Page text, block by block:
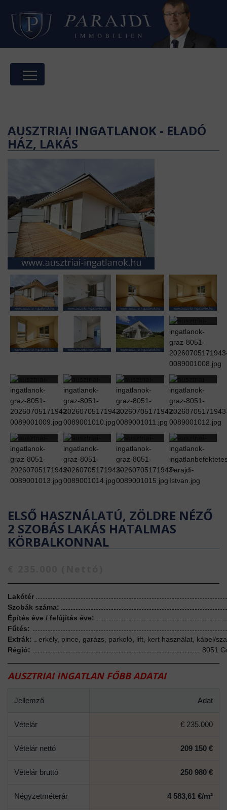
AUSZTRIAI INGATLANOK - ELADÓ
HÁZ, LAKÁS
ELSŐ HASZNÁLATÚ, ZÖLDRE NÉZŐ
2 SZOBÁS LAKÁS HATALMAS
KÖRBALKONNAL
Lakótér
Szobák száma:
Építés éve / felújítás éve:
Fűtés:
Extrák:
erkély, pince, garázs, parkoló, lift, kert használat, kábel/
Régió:
8051
AUSZTRIAI INGATLAN FŐBB ADATAI
Jellemző Adat
Vételár € 235.000
Vételár nettó 209 150 €
Vételár bruttó 250 980 €
Négyzetméterár 4 583,61 €/m²